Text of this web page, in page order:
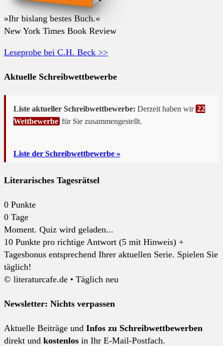
»Ihr bislang bestes Buch.«
New York Times Book Review
Leseprobe bei C.H. Beck >>
Aktuelle Schreibwettbewerbe
Liste aktueller Schreibwettbewerbe: Derzeit haben wir 22
Wettbewerbe für Sie zusammengestellt.
Liste der Schreibwettbewerbe »
Literarisches Tagesrätsel
0 Punkte
0 Tage
Moment. Quiz wird geladen...
10 Punkte pro richtige Antwort (5 mit Hinweis) +
Tagesbonus entsprechend Ihrer aktuellen Serie. Spielen Sie
täglich!
© literaturcafe.de • Täglich neu
Newsletter: Nichts verpassen
Aktuelle Beiträge und Infos zu Schreibwettbewerben
direkt und kostenlos in Ihr E-Mail-Postfach.